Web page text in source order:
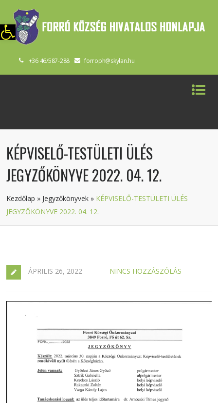
Eszköztár megnyitása
+36 46/587-288 forroph@skylan.hu
KÉPVISELŐ-TESTÜLETI ÜLÉS
JEGYZŐKÖNYVE 2022. 04. 12.
Kezdőlap » Jegyzőkönyvek » KÉPVISELŐ-TESTÜLETI ÜLÉS
JEGYZŐKÖNYVE 2022. 04. 12.
ÁPRILIS 26, 2022 NINCS HOZZÁSZÓLÁS